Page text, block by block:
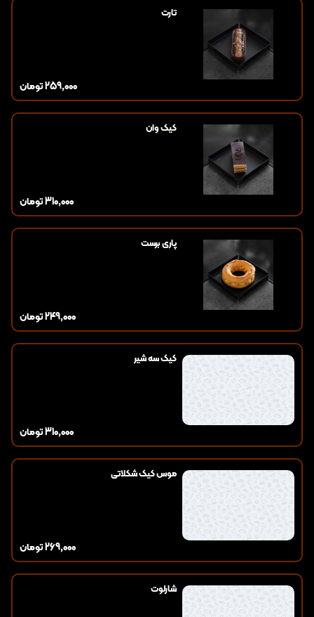
تارت
259,000تومان
کیک وان
310,000تومان
پاری برست
249,000تومان
کیک سه شیر
310,000تومان
موس کیک شکلاتی
269,000تومان
شارلوت